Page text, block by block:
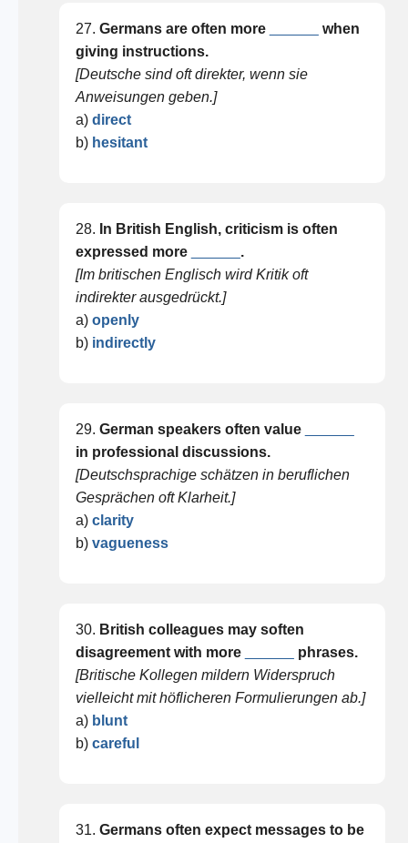
27. Germans are often more
when
giving instructions.
[Deutsche sind oft direkter, wenn sie
Anweisungen geben.]
a) direct
b) hesitant
28. In British English, criticism is often
expressed more
.
[Im britischen Englisch wird Kritik oft
indirekter ausgedrückt.]
a) openly
b) indirectly
29. German speakers often value
in professional discussions.
[Deutschsprachige schätzen in beruflichen
Gesprächen oft Klarheit.]
a) clarity
b) vagueness
30. British colleagues may soften
disagreement with more
phrases.
[Britische Kollegen mildern Widerspruch
vielleicht mit höflicheren Formulierungen ab.]
a) blunt
b) careful
31. Germans often expect messages to be